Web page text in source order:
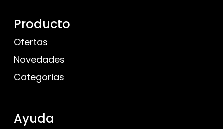
Producto
Ofertas
Novedades
Categorias
Ayuda